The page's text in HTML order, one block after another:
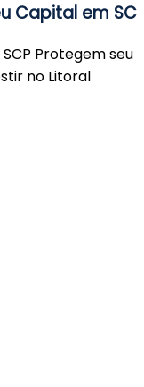
Capital em SC
Protegem seu
no Litoral